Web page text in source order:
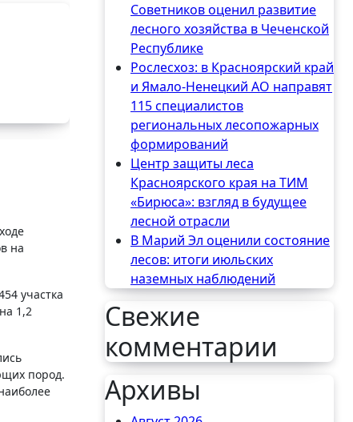
на
участка
1,2
пород.
Советников оценил развитие
лесного хозяйства в Чеченской
Республике
Рослесхоз: в Красноярский край
и Ямало-Ненецкий АО направят
115 специалистов
региональных лесопожарных
формирований
Центр защиты леса
Красноярского края на ТИМ
«Бирюса»: взгляд в будущее
лесной отрасли
В Марий Эл оценили состояние
лесов: итоги июльских
наземных наблюдений
Свежие
комментарии
Архивы